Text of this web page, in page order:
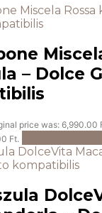
– Dolce
price was: 6,990.00
Ft.